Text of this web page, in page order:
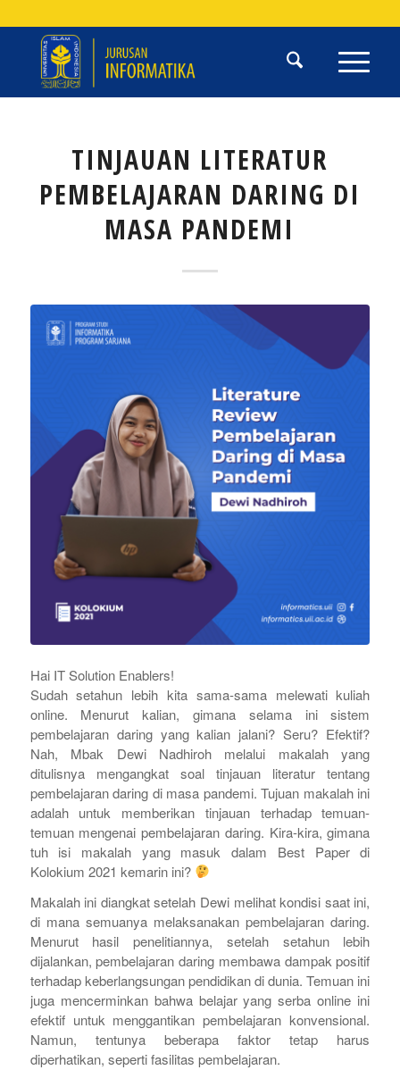
TINJAUAN LITERATUR
PEMBELAJARAN DARING DI
MASA PANDEMI
Hai IT Solution Enablers!
Sudah setahun lebih kita sama-sama melewati kuliah
online. Menurut kalian, gimana selama ini sistem
pembelajaran daring yang kalian jalani? Seru? Efektif?
Nah, Mbak Dewi Nadhiroh melalui makalah yang
ditulisnya mengangkat soal tinjauan literatur tentang
pembelajaran daring di masa pandemi. Tujuan makalah ini
adalah untuk memberikan tinjauan terhadap temuan-
temuan mengenai pembelajaran daring. Kira-kira, gimana
tuh isi makalah yang masuk dalam Best Paper di
Kolokium 2021 kemarin ini?
Makalah ini diangkat setelah Dewi melihat kondisi saat ini,
di mana semuanya melaksanakan pembelajaran daring.
Menurut hasil penelitiannya, setelah setahun lebih
dijalankan, pembelajaran daring membawa dampak positif
terhadap keberlangsungan pendidikan di dunia. Temuan ini
juga mencerminkan bahwa belajar yang serba online ini
efektif untuk menggantikan pembelajaran konvensional.
Namun, tentunya beberapa faktor tetap harus
diperhatikan, seperti fasilitas pembelajaran.